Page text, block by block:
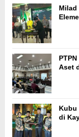
Milad
Aset
Kubu
di